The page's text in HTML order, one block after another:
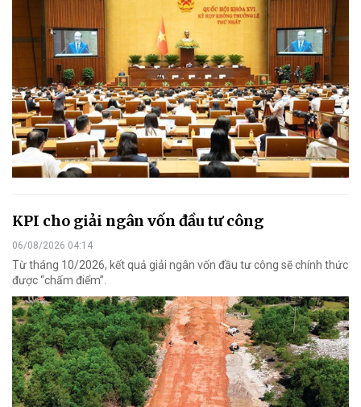
KPI cho giải ngân vốn đầu tư công
06/08/2026 04:14
Từ tháng 10/2026, kết quả giải ngân vốn đầu tư công sẽ chính thức
được “chấm điểm”.